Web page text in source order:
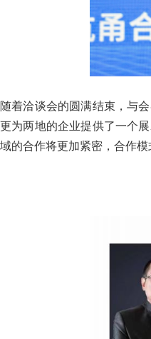
随着洽谈会的圆满结束，与
更为两地的企业提供了一个
域的合作将更加紧密，合作模